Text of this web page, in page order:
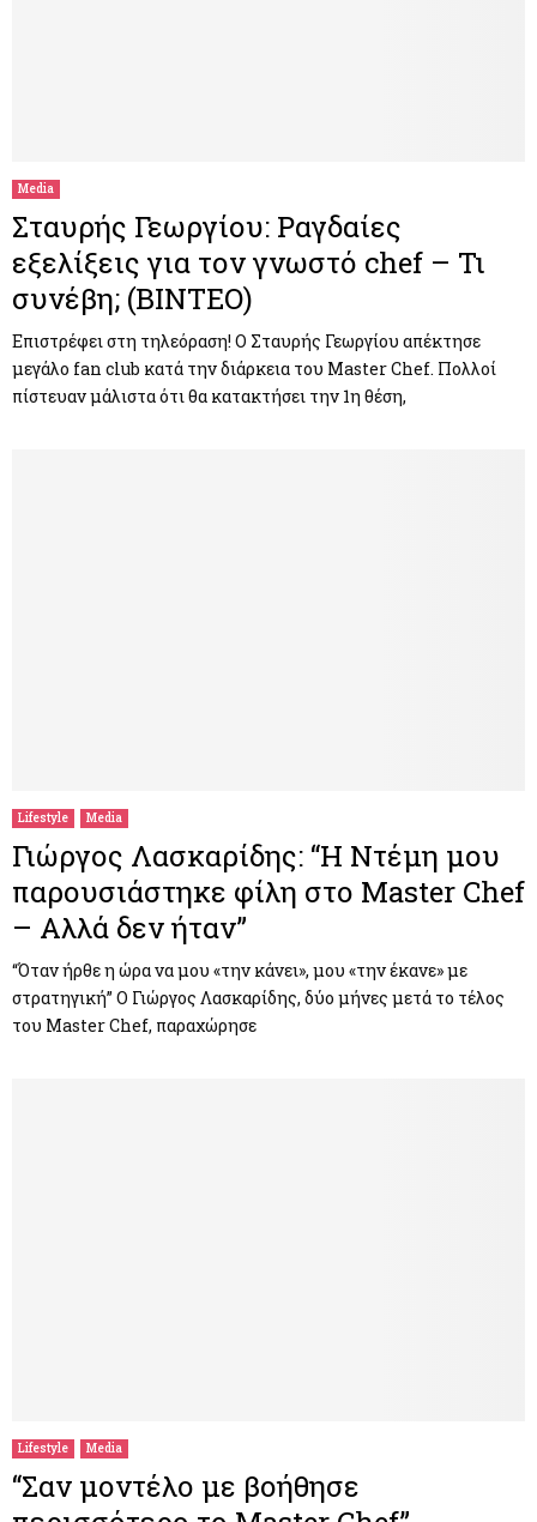
Media
Σταυρής Γεωργίου: Ραγδαίες
εξελίξεις για τον γνωστό chef – Τι
συνέβη; (BINTEO)
Επιστρέφει στη τηλεόραση! Ο Σταυρής Γεωργίου απέκτησε
μεγάλο fan club κατά την διάρκεια του Master Chef. Πολλοί
πίστευαν μάλιστα ότι θα κατακτήσει την 1η θέση,
Lifestyle Media
Γιώργος Λασκαρίδης: “Η Ντέμη μου
παρουσιάστηκε φίλη στο Master Chef
– Αλλά δεν ήταν”
“Όταν ήρθε η ώρα να μου «την κάνει», μου «την έκανε» με
στρατηγική” Ο Γιώργος Λασκαρίδης, δύο μήνες μετά το τέλος
του Master Chef, παραχώρησε
Lifestyle Media
“Σαν μοντέλο με βοήθησε